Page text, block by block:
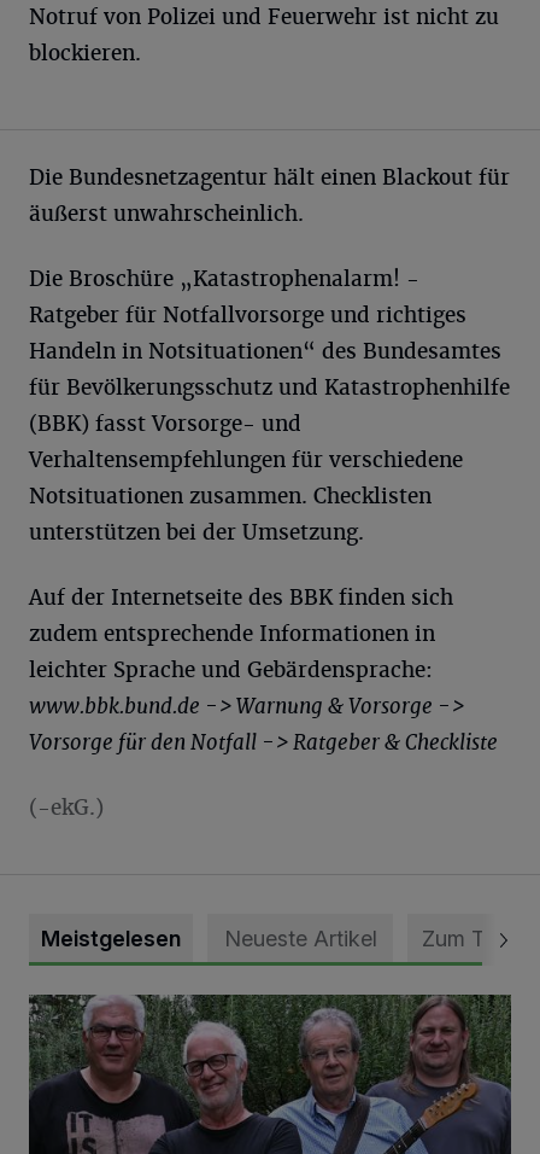
Notruf von Polizei und Feuerwehr ist nicht zu
blockieren.
Die Bundesnetzagentur hält einen Blackout für
äußerst unwahrscheinlich.
Die Broschüre „Katastrophenalarm! -
Ratgeber für Notfallvorsorge und richtiges
Handeln in Notsituationen“ des Bundesamtes
für Bevölkerungsschutz und Katastrophenhilfe
(BBK) fasst Vorsorge- und
Verhaltensempfehlungen für verschiedene
Notsituationen zusammen. Checklisten
unterstützen bei der Umsetzung.
Auf der Internetseite des BBK finden sich
zudem entsprechende Informationen in
leichter Sprache und Gebärdensprache:
www.bbk.bund.de -> Warnung & Vorsorge ->
Vorsorge für den Notfall -> Ratgeber & Checkliste
(-ekG.)
Meistgelesen Neueste Artikel Zum Thema
Auch Platz für leisere Töne